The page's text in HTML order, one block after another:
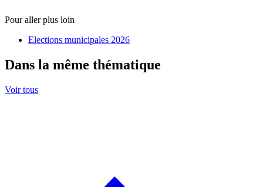
Pour aller plus loin
Elections municipales 2026
Dans la même thématique
Voir tous